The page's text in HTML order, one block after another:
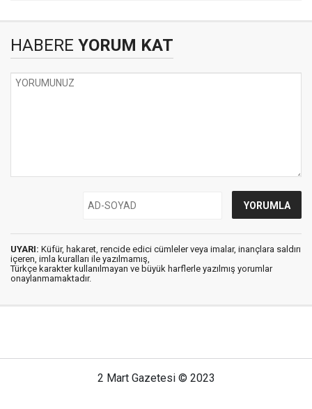
HABERE YORUM KAT
UYARI: Küfür, hakaret, rencide edici cümleler veya imalar, inançlara saldırı
içeren, imla kuralları ile yazılmamış,
Türkçe karakter kullanılmayan ve büyük harflerle yazılmış yorumlar
onaylanmamaktadır.
2 Mart Gazetesi © 2023